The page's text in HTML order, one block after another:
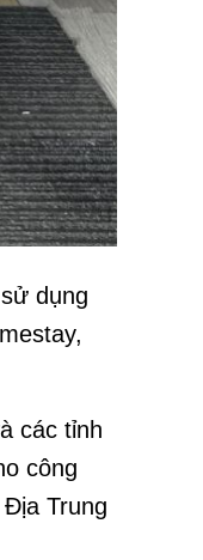
dụng
các tỉnh
công
Trung